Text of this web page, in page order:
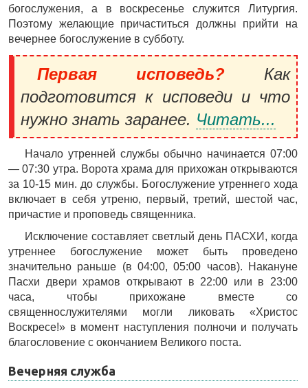
богослужения, а в воскресенье служится Литургия.
Поэтому желающие причаститься должны прийти на
вечернее богослужение в субботу.
Первая исповедь? Как
подготовится к исповеди и что
нужно знать заранее. Читать...
Начало утренней службы обычно начинается 07:00
— 07:30 утра. Ворота храма для прихожан открываются
за 10-15 мин. до службы. Богослужение утреннего хода
включает в себя утреню, первый, третий, шестой час,
причастие и проповедь священника.
Исключение составляет светлый день ПАСХИ, когда
утреннее богослужение может быть проведено
значительно раньше (в 04:00, 05:00 часов). Накануне
Пасхи двери храмов открывают в 22:00 или в 23:00
часа, чтобы прихожане вместе со
священнослужителями могли ликовать «Христос
Воскресе!» в момент наступления полночи и получать
благословение с окончанием Великого поста.
Вечерняя служба